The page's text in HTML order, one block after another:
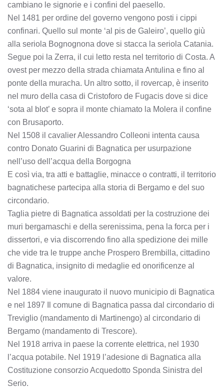
cambiano le signorie e i confini del paesello.
Nel 1481 per ordine del governo vengono posti i cippi
confinari. Quello sul monte ‘al pis de Galeiro’, quello giù
alla seriola Bognognona dove si stacca la seriola Catania.
Segue poi la Zerra, il cui letto resta nel territorio di Costa. A
ovest per mezzo della strada chiamata Antulina e fino al
ponte della muracha. Un altro sotto, il rovercap, è inserito
nel muro della casa di Cristoforo de Fugacis dove si dice
‘sota al blot’ e sopra il monte chiamato la Molera il confine
con Brusaporto.
Nel 1508 il cavalier Alessandro Colleoni intenta causa
contro Donato Guarini di Bagnatica per usurpazione
nell’uso dell’acqua della Borgogna
E così via, tra atti e battaglie, minacce o contratti, il territorio
bagnatichese partecipa alla storia di Bergamo e del suo
circondario.
Taglia pietre di Bagnatica assoldati per la costruzione dei
muri bergamaschi e della serenissima, pena la forca per i
dissertori, e via discorrendo fino alla spedizione dei mille
che vide tra le truppe anche Prospero Brembilla, cittadino
di Bagnatica, insignito di medaglie ed onorificenze al
valore.
Nel 1884 viene inaugurato il nuovo municipio di Bagnatica
e nel 1897 Il comune di Bagnatica passa dal circondario di
Treviglio (mandamento di Martinengo) al circondario di
Bergamo (mandamento di Trescore).
Nel 1918 arriva in paese la corrente elettrica, nel 1930
l’acqua potabile. Nel 1919 l’adesione di Bagnatica alla
Costituzione consorzio Acquedotto Sponda Sinistra del
Serio.